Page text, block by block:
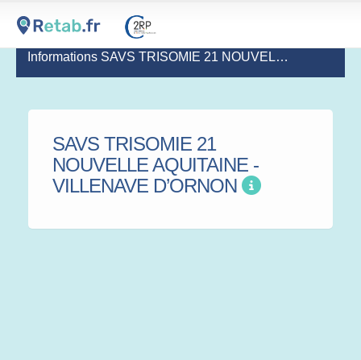
Informations SAVS TRISOMIE 21 NOUVELLE AQUITAINE - VILLENAVE D’ORNON
SAVS TRISOMIE 21
NOUVELLE AQUITAINE -
VILLENAVE D’ORNON